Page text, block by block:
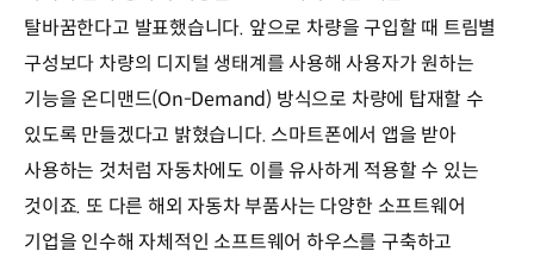
탈바꿈한다고 발표했습니다. 앞으로 차량을 구입할 때 트림별
구성보다 차량의 디지털 생태계를 사용해 사용자가 원하는
기능을 온디맨드(On-Demand) 방식으로 차량에 탑재할 수
있도록 만들겠다고 밝혔습니다. 스마트폰에서 앱을 받아
사용하는 것처럼 자동차에도 이를 유사하게 적용할 수 있는
것이죠. 또 다른 해외 자동차 부품사는 다양한 소프트웨어
기업을 인수해 자체적인 소프트웨어 하우스를 구축하고